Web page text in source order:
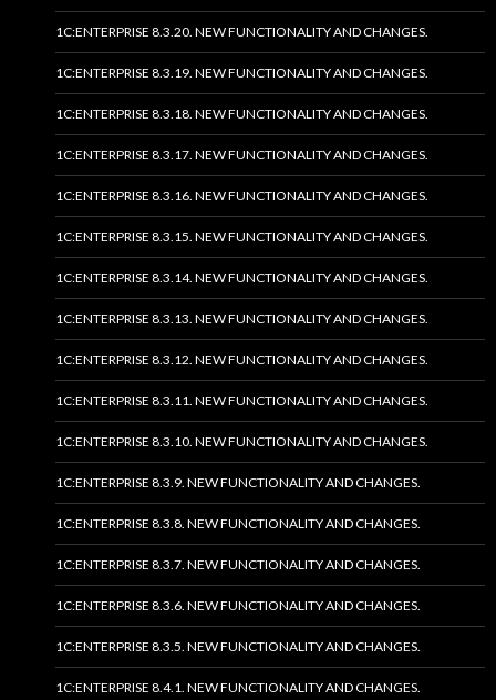
1C:ENTERPRISE 8.3.20. NEW FUNCTIONALITY AND CHANGES.
1C:ENTERPRISE 8.3.19. NEW FUNCTIONALITY AND CHANGES.
1C:ENTERPRISE 8.3.18. NEW FUNCTIONALITY AND CHANGES.
1C:ENTERPRISE 8.3.17. NEW FUNCTIONALITY AND CHANGES.
1C:ENTERPRISE 8.3.16. NEW FUNCTIONALITY AND CHANGES.
1C:ENTERPRISE 8.3.15. NEW FUNCTIONALITY AND CHANGES.
1C:ENTERPRISE 8.3.14. NEW FUNCTIONALITY AND CHANGES.
1C:ENTERPRISE 8.3.13. NEW FUNCTIONALITY AND CHANGES.
1C:ENTERPRISE 8.3.12. NEW FUNCTIONALITY AND CHANGES.
1C:ENTERPRISE 8.3.11. NEW FUNCTIONALITY AND CHANGES.
1C:ENTERPRISE 8.3.10. NEW FUNCTIONALITY AND CHANGES.
1C:ENTERPRISE 8.3.9. NEW FUNCTIONALITY AND CHANGES.
1C:ENTERPRISE 8.3.8. NEW FUNCTIONALITY AND CHANGES.
1C:ENTERPRISE 8.3.7. NEW FUNCTIONALITY AND CHANGES.
1C:ENTERPRISE 8.3.6. NEW FUNCTIONALITY AND CHANGES.
1C:ENTERPRISE 8.3.5. NEW FUNCTIONALITY AND CHANGES.
1C:ENTERPRISE 8.4.1. NEW FUNCTIONALITY AND CHANGES.